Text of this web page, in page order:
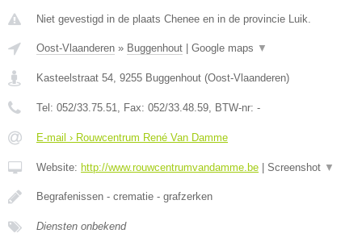
Niet gevestigd in de plaats Chenee en in de provincie Luik.
Oost-Vlaanderen » Buggenhout Google maps ▼
Kasteelstraat 54, 9255 Buggenhout (Oost-Vlaanderen)
Tel: 052/33.75.51, Fax: 052/33.48.59, BTW-nr: -
E-mail › Rouwcentrum René Van Damme
Website: http://www.rouwcentrumvandamme.be Screenshot ▼
Begrafenissen - crematie - grafzerken
Diensten onbekend